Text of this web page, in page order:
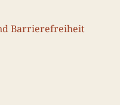
Barrierefreiheit